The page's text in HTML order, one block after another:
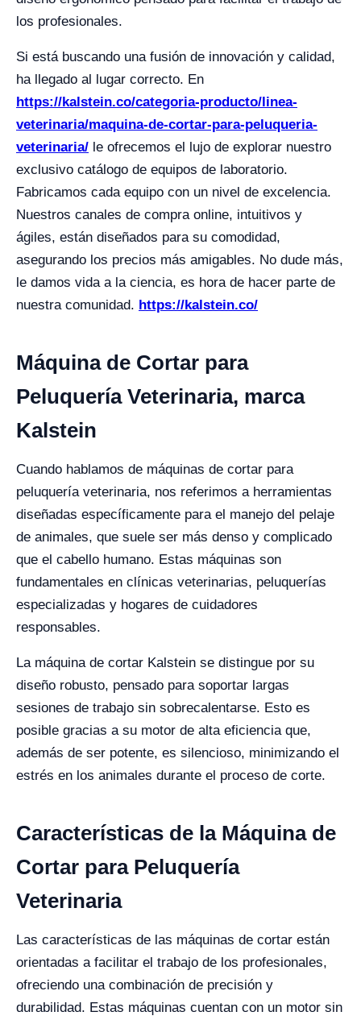
los profesionales.
Si está buscando una fusión de innovación y calidad,
ha llegado al lugar correcto. En
https://kalstein.co/categoria-producto/linea-
veterinaria/maquina-de-cortar-para-peluqueria-
veterinaria/ le ofrecemos el lujo de explorar nuestro
exclusivo catálogo de equipos de laboratorio.
Fabricamos cada equipo con un nivel de excelencia.
Nuestros canales de compra online, intuitivos y
ágiles, están diseñados para su comodidad,
asegurando los precios más amigables. No dude más,
le damos vida a la ciencia, es hora de hacer parte de
nuestra comunidad. https://kalstein.co/
Máquina de Cortar para
Peluquería Veterinaria, marca
Kalstein
Cuando hablamos de máquinas de cortar para
peluquería veterinaria, nos referimos a herramientas
diseñadas específicamente para el manejo del pelaje
de animales, que suele ser más denso y complicado
que el cabello humano. Estas máquinas son
fundamentales en clínicas veterinarias, peluquerías
especializadas y hogares de cuidadores
responsables.
La máquina de cortar Kalstein se distingue por su
diseño robusto, pensado para soportar largas
sesiones de trabajo sin sobrecalentarse. Esto es
posible gracias a su motor de alta eficiencia que,
además de ser potente, es silencioso, minimizando el
estrés en los animales durante el proceso de corte.
Características de la Máquina de
Cortar para Peluquería
Veterinaria
Las características de las máquinas de cortar están
orientadas a facilitar el trabajo de los profesionales,
ofreciendo una combinación de precisión y
durabilidad. Estas máquinas cuentan con un motor sin